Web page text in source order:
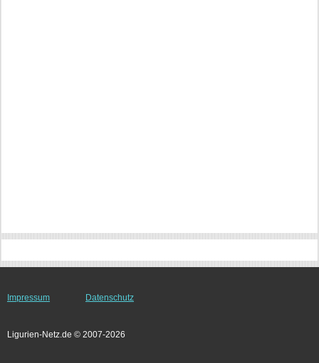
Impressum Datenschutz
Ligurien-Netz.de © 2007-2026